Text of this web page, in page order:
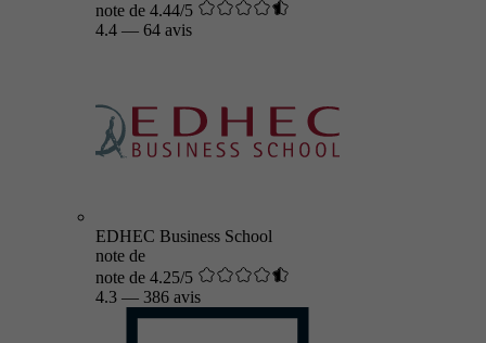
note de 4.44/5
4.4 — 64 avis
EDHEC Business School
note de
note de 4.25/5
4.3 — 386 avis